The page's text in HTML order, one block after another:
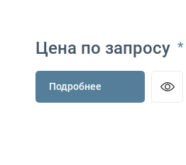
Цена по запросу *
Подробнее